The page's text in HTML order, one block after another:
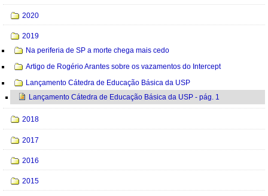
2020
2019
Na periferia de SP a morte chega mais cedo
Artigo de Rogério Arantes sobre os vazamentos do Intercept
Lançamento Cátedra de Educação Básica da USP
Lançamento Cátedra de Educação Básica da USP - pág. 1
2018
2017
2016
2015